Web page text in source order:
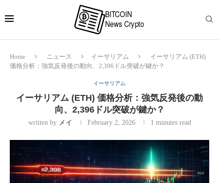
Home ニュース イーサリアム
イーサリアム (ETH)
価格分析：強気反発後の動向、2,396ドル突破が鍵か？
イーサリアム
イーサリアム (ETH) 価格分析：強気反発後の動
向、2,396ドル突破が鍵か？
written by メイ February 2, 2026 1 minutes read